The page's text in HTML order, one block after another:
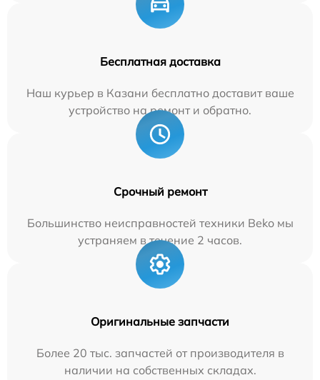
Бесплатная доставка
Наш курьер в Казани бесплатно доставит ваше
устройство на ремонт и обратно.
Срочный ремонт
Большинство неисправностей техники Beko мы
устраняем в течение 2 часов.
Оригинальные запчасти
Более 20 тыс. запчастей от производителя в
наличии на собственных складах.